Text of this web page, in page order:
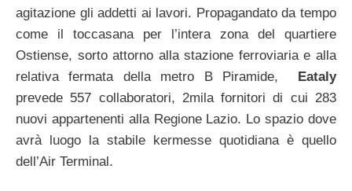
agitazione gli addetti ai lavori. Propagandato da tempo
come il toccasana per l’intera zona del quartiere
Ostiense, sorto attorno alla stazione ferroviaria e alla
relativa fermata della metro B Piramide, Eataly
prevede 557 collaboratori, 2mila fornitori di cui 283
nuovi appartenenti alla Regione Lazio. Lo spazio dove
avrà luogo la stabile kermesse quotidiana è quello
dell’Air Terminal.